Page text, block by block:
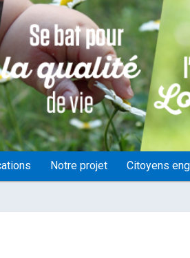
Notre projet Citoyens